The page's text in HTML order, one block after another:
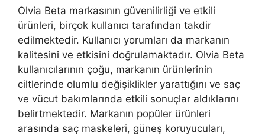
Olvia Beta markasının güvenilirliği ve etkili
ürünleri, birçok kullanıcı tarafından takdir
edilmektedir. Kullanıcı yorumları da markanın
kalitesini ve etkisini doğrulamaktadır. Olvia Beta
kullanıcılarının çoğu, markanın ürünlerinin
ciltlerinde olumlu değişiklikler yarattığını ve saç
ve vücut bakımlarında etkili sonuçlar aldıklarını
belirtmektedir. Markanın popüler ürünleri
arasında saç maskeleri, güneş koruyucuları,